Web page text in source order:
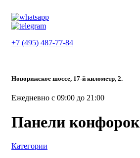
+7 (495) 487-77-84
Новорижское шоссе, 17-й километр, 2.
Ежедневно с 09:00 до 21:00
Панели конфорок
Категории